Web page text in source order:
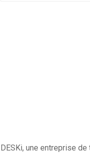
DESKi, une entreprise